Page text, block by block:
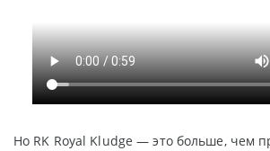
Но RK Royal Kludge — это больше, чем